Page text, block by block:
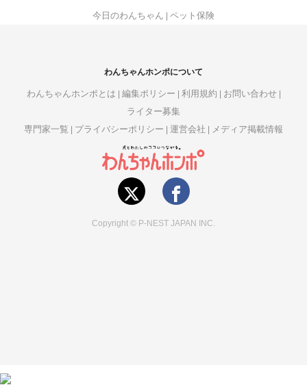
今日のわんちゃん ペット保険
わんちゃんホンポについて
わんちゃんホンポとは 編集ポリシー 利用規約
お問い合わせ
ライター募集
専門家一覧
プライバシーポリシー 運営会社 メディア掲載情報
Copyright © P-NEST JAPAN INC.